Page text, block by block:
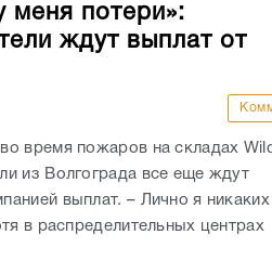
меня потери»:
ждут выплат от
время пожаров на складах
из Волгограда все еще ждут
выплат. – Лично я
в распределительных центрах